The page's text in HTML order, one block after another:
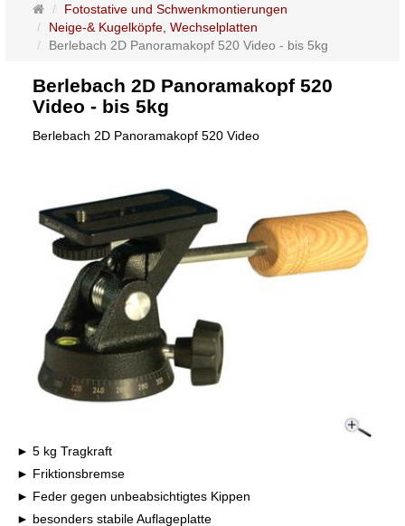
Startseite
Fotostative und Schwenkmontierungen
Neige-& Kugelköpfe, Wechselplatten
Berlebach 2D Panoramakopf 520 Video - bis 5kg
Berlebach 2D Panoramakopf 520
Video - bis 5kg
Berlebach 2D Panoramakopf 520 Video
5 kg Tragkraft
Friktionsbremse
Feder gegen unbeabsichtigtes Kippen
besonders stabile Auflageplatte